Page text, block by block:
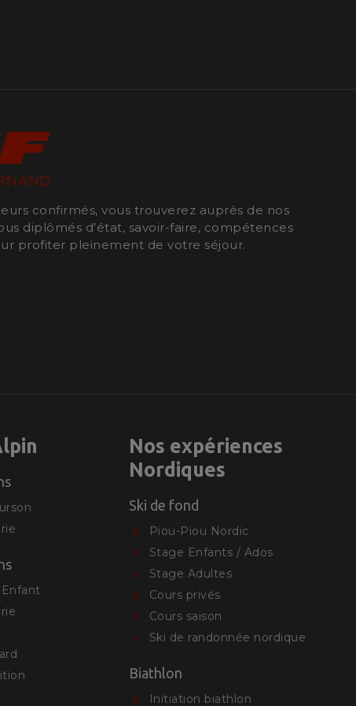
confirmés, vous trouverez auprès de nos
diplômés d’état, savoir-faire, compétences
profiter pleinement de votre séjour.
Nos expériences
Nordiques
Ski de fond
Piou-Piou Nordic
Stage Enfants / Ados
Stage Adultes
Cours privés
Cours saison
Ski de randonnée nordique
Biathlon
Initiation biathlon